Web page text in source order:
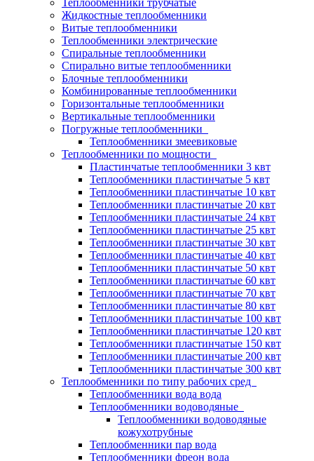
Теплообменники трубчатые
Жидкостные теплообменники
Витые теплообменники
Теплообменники электрические
Спиральные теплообменники
Спирально витые теплообменники
Блочные теплообменники
Комбинированные теплообменники
Горизонтальные теплообменники
Вертикальные теплообменники
Погружные теплообменники
Теплообменники змеевиковые
Теплообменники по мощности
Пластинчатые теплообменники 3 квт
Теплообменники пластинчатые 5 квт
Теплообменники пластинчатые 10 квт
Теплообменники пластинчатые 20 квт
Теплообменники пластинчатые 24 квт
Теплообменники пластинчатые 25 квт
Теплообменники пластинчатые 30 квт
Теплообменники пластинчатые 40 квт
Теплообменники пластинчатые 50 квт
Теплообменники пластинчатые 60 квт
Теплообменники пластинчатые 70 квт
Теплообменники пластинчатые 80 квт
Теплообменники пластинчатые 100 квт
Теплообменники пластинчатые 120 квт
Теплообменники пластинчатые 150 квт
Теплообменники пластинчатые 200 квт
Теплообменники пластинчатые 300 квт
Теплообменники по типу рабочих сред
Теплообменники вода вода
Теплообменники водоводяные
Теплообменники водоводяные
кожухотрубные
Теплообменники пар вода
Теплообменники фреон вода